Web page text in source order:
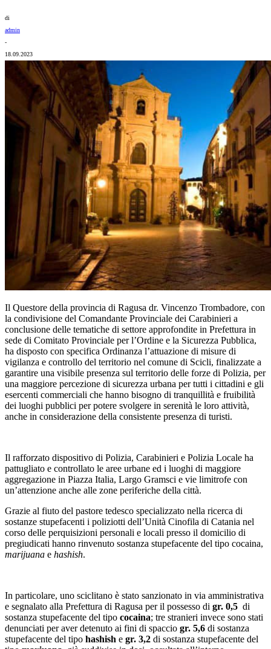
di
admin
-
18.09.2023
Il Questore della provincia di Ragusa dr. Vincenzo Trombadore, con
la condivisione del Comandante Provinciale dei Carabinieri a
conclusione delle tematiche di settore approfondite in Prefettura in
sede di Comitato Provinciale per l’Ordine e la Sicurezza Pubblica,
ha disposto con specifica Ordinanza l’attuazione di misure di
vigilanza e controllo del territorio nel comune di Scicli, finalizzate a
garantire una visibile presenza sul territorio delle forze di Polizia, per
una maggiore percezione di sicurezza urbana per tutti i cittadini e gli
esercenti commerciali che hanno bisogno di tranquillità e fruibilità
dei luoghi pubblici per potere svolgere in serenità le loro attività,
anche in considerazione della consistente presenza di turisti.
Il rafforzato dispositivo di Polizia, Carabinieri e Polizia Locale ha
pattugliato e controllato le aree urbane ed i luoghi di maggiore
aggregazione in Piazza Italia, Largo Gramsci e vie limitrofe con
un’attenzione anche alle zone periferiche della città.
Grazie al fiuto del pastore tedesco specializzato nella ricerca di
sostanze stupefacenti i poliziotti dell’Unità Cinofila di Catania nel
corso delle perquisizioni personali e locali presso il domicilio di
pregiudicati hanno rinvenuto sostanza stupefacente del tipo cocaina,
marijuana e hashish.
In particolare, uno sciclitano è stato sanzionato in via amministrativa
e segnalato alla Prefettura di Ragusa per il possesso di gr. 0,5 di
sostanza stupefacente del tipo cocaina; tre stranieri invece sono stati
denunciati per aver detenuto ai fini di spaccio gr. 5,6 di sostanza
stupefacente del tipo hashish e gr. 3,2 di sostanza stupefacente del